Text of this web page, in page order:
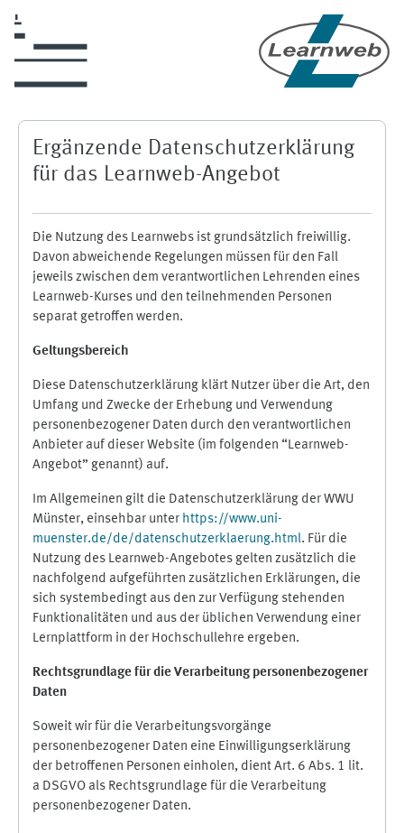
Ergänzende Datenschutzerklärung
für das Learnweb-Angebot
Die Nutzung des Learnwebs ist grundsätzlich freiwillig.
Davon abweichende Regelungen müssen für den Fall
jeweils zwischen dem verantwortlichen Lehrenden eines
Learnweb-Kurses und den teilnehmenden Personen
separat getroffen werden.
Geltungsbereich
Diese Datenschutzerklärung klärt Nutzer über die Art, den
Umfang und Zwecke der Erhebung und Verwendung
personenbezogener Daten durch den verantwortlichen
Anbieter auf dieser Website (im folgenden “Learnweb-
Angebot” genannt) auf.
Im Allgemeinen gilt die Datenschutzerklärung der WWU
Münster, einsehbar unter https://www.uni-
muenster.de/de/datenschutzerklaerung.html. Für die
Nutzung des Learnweb-Angebotes gelten zusätzlich die
nachfolgend aufgeführten zusätzlichen Erklärungen, die
sich systembedingt aus den zur Verfügung stehenden
Funktionalitäten und aus der üblichen Verwendung einer
Lernplattform in der Hochschullehre ergeben.
Rechtsgrundlage für die Verarbeitung personenbezogener
Daten
Soweit wir für die Verarbeitungsvorgänge
personenbezogener Daten eine Einwilligungserklärung
der betroffenen Personen einholen, dient Art. 6 Abs. 1 lit.
a DSGVO als Rechtsgrundlage für die Verarbeitung
personenbezogener Daten.